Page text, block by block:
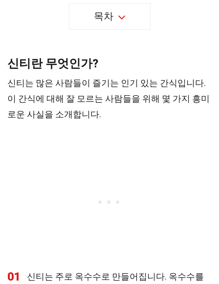
목차
신티란 무엇인가?
신티는 많은 사람들이 즐기는 인기 있는 간식입니다.
이 간식에 대해 잘 모르는 사람들을 위해 몇 가지 흥미
로운 사실을 소개합니다.
01
신티는 주로 옥수수로 만들어집니다. 옥수수를